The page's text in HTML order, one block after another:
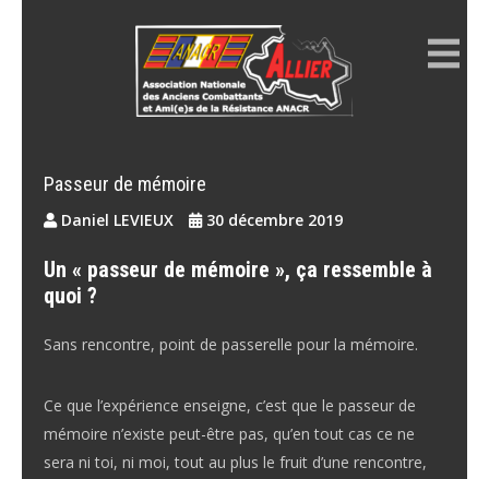
Passeur de mémoire
Daniel LEVIEUX 30 décembre 2019
Un « passeur de mémoire », ça ressemble à
quoi ?
Sans rencontre, point de passerelle pour la mémoire.
Ce que l’expérience enseigne, c’est que le passeur de
mémoire n’existe peut-être pas, qu’en tout cas ce ne
sera ni toi, ni moi, tout au plus le fruit d’une rencontre,